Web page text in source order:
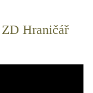
Hraničář